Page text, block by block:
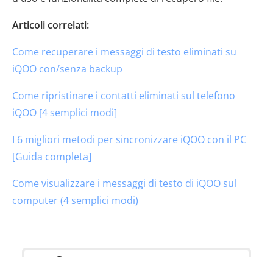
Articoli correlati:
Come recuperare i messaggi di testo eliminati su
iQOO con/senza backup
Come ripristinare i contatti eliminati sul telefono
iQOO [4 semplici modi]
I 6 migliori metodi per sincronizzare iQOO con il PC
[Guida completa]
Come visualizzare i messaggi di testo di iQOO sul
computer (4 semplici modi)